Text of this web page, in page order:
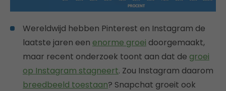
Wereldwijd hebben Pinterest en Instagram de
laatste jaren een enorme groei doorgemaakt,
maar recent onderzoek toont aan dat de groei
op Instagram stagneert. Zou Instagram daarom
breedbeeld toestaan? Snapchat groeit ook